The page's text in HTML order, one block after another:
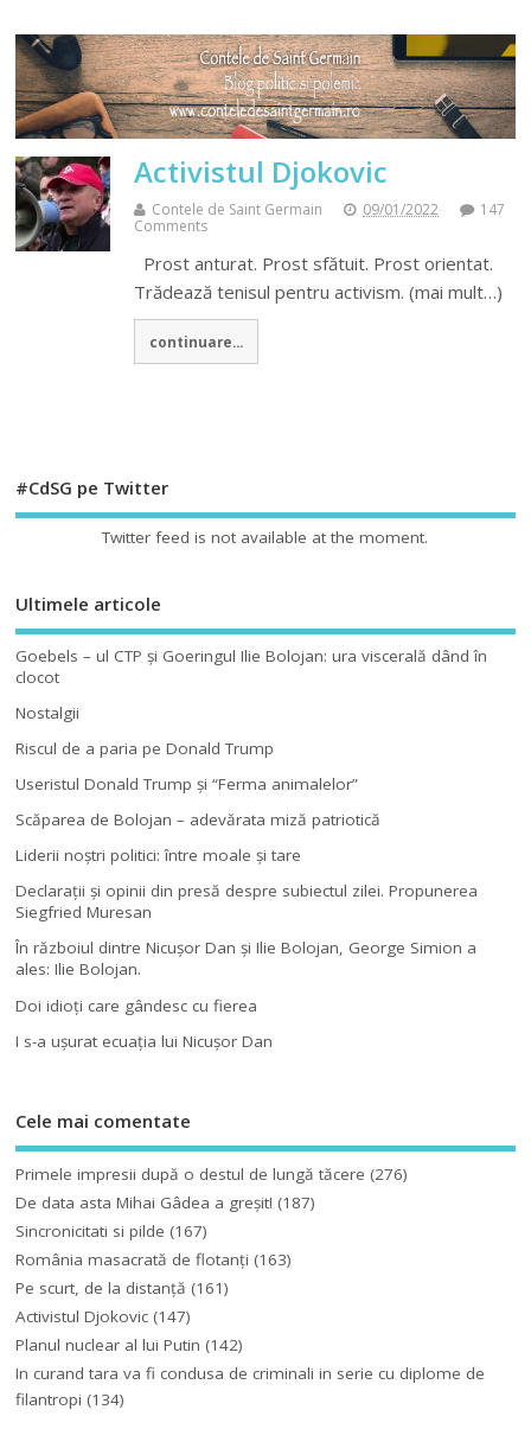
Activistul Djokovic
Contele de Saint Germain 09/01/2022
147
Comments
Prost anturat. Prost sfătuit. Prost orientat.
Trădează tenisul pentru activism. (mai mult…)
continuare...
#CdSG pe Twitter
Twitter feed is not available at the moment.
Ultimele articole
Goebels – ul CTP şi Goeringul Ilie Bolojan: ura viscerală dând în
clocot
Nostalgii
Riscul de a paria pe Donald Trump
Useristul Donald Trump şi “Ferma animalelor”
Scăparea de Bolojan – adevărata miză patriotică
Liderii noştri politici: între moale şi tare
Declaraţii şi opinii din presă despre subiectul zilei. Propunerea
Siegfried Muresan
În războiul dintre Nicuşor Dan şi Ilie Bolojan, George Simion a
ales: Ilie Bolojan.
Doi idioţi care gândesc cu fierea
I s-a uşurat ecuaţia lui Nicuşor Dan
Cele mai comentate
Primele impresii după o destul de lungă tăcere (276)
De data asta Mihai Gâdea a greşit! (187)
Sincronicitati si pilde (167)
România masacrată de flotanţi (163)
Pe scurt, de la distanță (161)
Activistul Djokovic (147)
Planul nuclear al lui Putin (142)
In curand tara va fi condusa de criminali in serie cu diplome de
filantropi (134)